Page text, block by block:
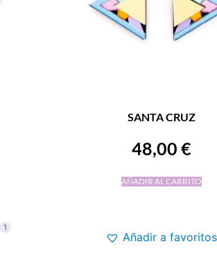
1
SANTA CRUZ
48,00 €
AÑADIR AL CARRITO
Añadir a favoritos